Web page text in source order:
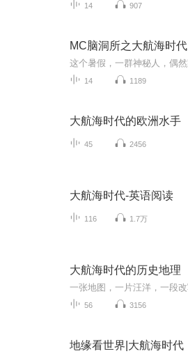
14 907
MC脑洞所之大航海时代
14 1189
大航海时代的欧洲水手
45 2456
大航海时代-英语阅读
116 1.7万
大航海时代的历史地理
56 3156
地缘看世界|大航海时代